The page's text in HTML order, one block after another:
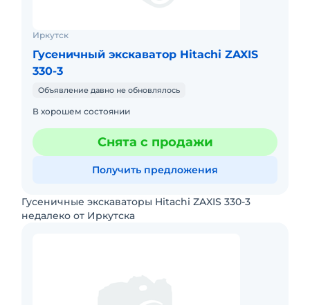
Иркутск
Гусеничный экскаватор Hitachi ZAXIS
330-3
Объявление давно не обновлялось
В хорошем состоянии
Снята с продажи
Получить предложения
Гусеничные экскаваторы Hitachi ZAXIS 330-3
недалеко от Иркутска